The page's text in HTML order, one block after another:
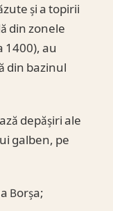
și a topirii
din zonele
1400), au
din bazinul
depășiri ale
galben, pe
Borșa;